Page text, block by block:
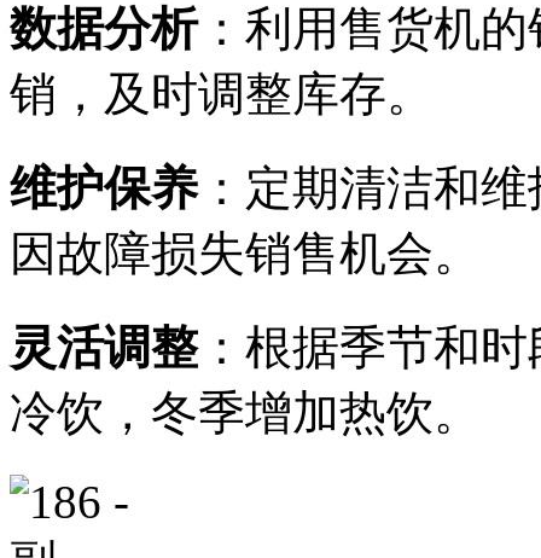
数据分析：利用售货机
销，及时调整库存。
维护保养：定期清洁和
因故障损失销售机会。
灵活调整：根据季节和
冷饮，冬季增加热饮。